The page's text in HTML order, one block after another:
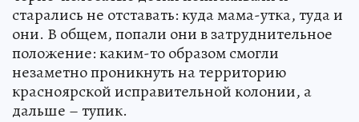
старались не отставать: куда мама-утка, туда и
они. В общем, попали они в затруднительное
положение: каким-то образом смогли
незаметно проникнуть на территорию
красноярской исправительной колонии, а
дальше – тупик.